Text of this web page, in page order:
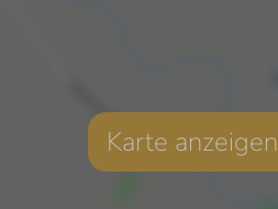
Karte anzeigen